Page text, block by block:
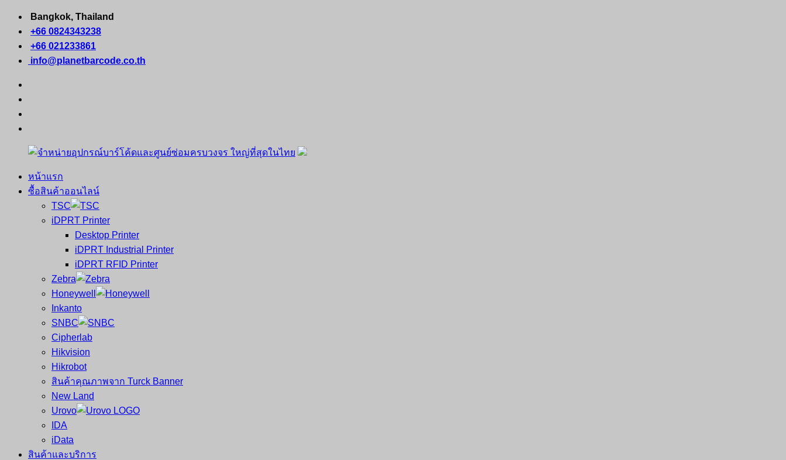
Skip
content
Bangkok, Thailand
+66 0824343238
+66 021233861
info@planetbarcode.co.th
จำหน่าย
คอมพิวเตอร์
หน้าแรก
ซื้อสินค้าออนไลน์
TSC
iDPRT Printer
Desktop Printer
iDPRT Industrial Printer
iDPRT RFID Printer
Zebra
Honeywell
Inkanto
SNBC
Cipherlab
Hikvision
Hikrobot
สินค้าคุณภาพจาก Turck Banner
New Land
Urovo
IDA
iData
สินค้าและบริการ